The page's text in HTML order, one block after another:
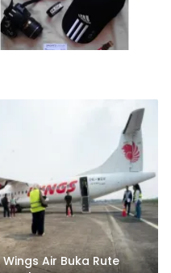
Air Buka Rute